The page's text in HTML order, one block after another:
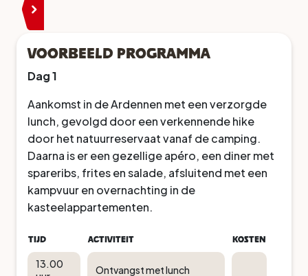
Voorbeeld programma
Dag 1
Aankomst in de Ardennen met een verzorgde
lunch, gevolgd door een verkennende hike
door het natuurreservaat vanaf de camping.
Daarna is er een gezellige apéro, een diner met
spareribs, frites en salade, afsluitend met een
kampvuur en overnachting in de
kasteelappartementen.
Tijd Activiteit Kosten
13.00
Ontvangst met lunch